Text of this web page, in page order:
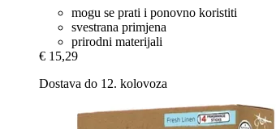
mogu se prati i ponovno koristiti
svestrana primjena
prirodni materijali
€ 15,29
Dostava do 12. kolovoza